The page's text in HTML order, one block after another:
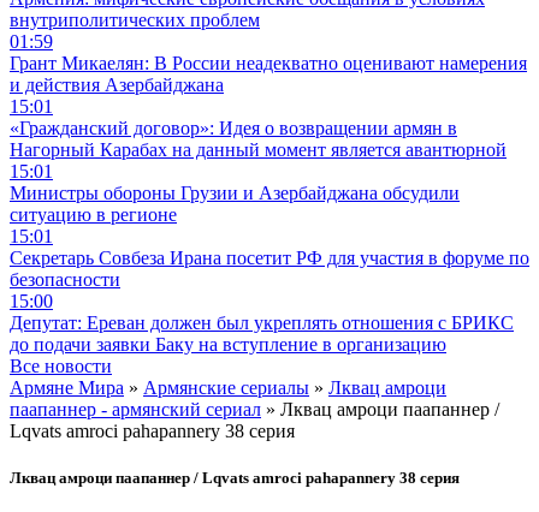
внутриполитических проблем
01:59
Грант Микаелян: В России неадекватно оценивают намерения
и действия Азербайджана
15:01
«Гражданский договор»: Идея о возвращении армян в
Нагорный Карабах на данный момент является авантюрной
15:01
Министры обороны Грузии и Азербайджана обсудили
ситуацию в регионе
15:01
Секретарь Совбеза Ирана посетит РФ для участия в форуме по
безопасности
15:00
Депутат: Ереван должен был укреплять отношения с БРИКС
до подачи заявки Баку на вступление в организацию
Все новости
Армяне Мира » Армянские сериалы » Лквац амроци
паапаннер - армянский сериал » Лквац амроци паапаннер /
Lqvats amroci pahapannery 38 серия
Лквац амроци паапаннер / Lqvats amroci pahapannery 38 серия